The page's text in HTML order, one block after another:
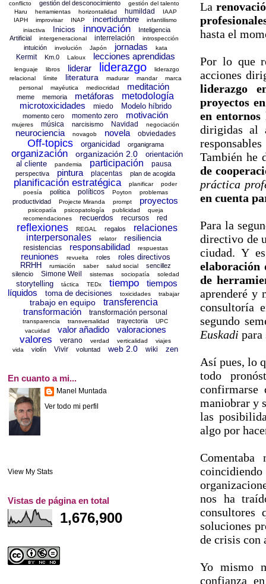
La
hasta el
Por lo que
acciones
liderazgo
proyectos
en entornos
dirigidas al
También he
de
práctica
en cuenta
Para la
directivo de
ciudad. Y
elaboración
de
aprenderé y
consultoría
segundo
Euskadi
Así pues, lo
todo
maniobrar y
las
algo por
nos ha
consultores
soluciones
de crisis con
Yo mismo
confianza
conflicto
gestión del desconocimiento
gestión del talento
Haru
herramientas horizontalidad humildad
IAAP
IAPH
improvisar INAP incertidumbre
infantilismo
iniactiva
Inicios innovación
Inteligencia
Artificial
intergeneracional interrelación introspección
intuición involución Japón jornadas kata
Kermit Km.0 Laloux lecciones aprendidas
lenguaje libros liderar liderazgo
liderazgo
relacional
límite literatura madurar mandar
marca
personal
mayéutica mediocridad meditación
meme memoria metáforas
metodología
microtoxicidades
miedo Modelo híbrido
momento cero momento zero motivación
mujeres música narcisismo Navidad negociación
neurociencia novagob novela obviedades
Off-topics organicidad organigrama
organización organización 2.0
orientación
al cliente
pandemia participación pausa
perspectiva pintura placentas plan de acogida
planificación estratégica planificar
poder
poesía
política políticos Poyton problemas
productividad Projecte Miranda prompt proyectos
psicopatía psicopatología publicidad
queja
recomendaciones
recuerdos recursos red
reflexiones REGAL regalos
relaciones
interpersonales
relator resiliencia
resistencias responsabilidad respuestas
reuniones revuelta roles
roles directivos
RRHH
rumiación saber salud social
sencillez
silencio
Simone Weil sistemas sociopatía soledad
storytelling táctica TEDx tiempo
tiempos
líquidos
toma de decisiones toxicidades trabajar
trabajo en equipo
transferencia
transformación
transformación personal
transparencia transversalidad trayectoria
UPC
vacuidad
valor añadido valoraciones
valores verano verdad verticalidad
viajes
vida
violín Vivir voluntad web 2.0 wiki zen
En cuanto a mi...
Manel Muntada
Ver todo mi perfil
View My Stats
Vistas de página en total
1,676,900